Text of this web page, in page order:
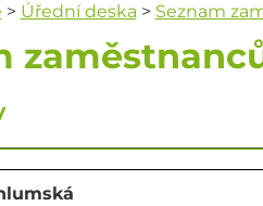
> Úřední deska > Seznam